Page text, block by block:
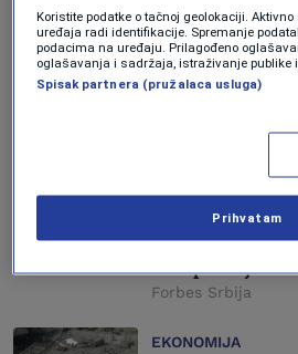
BIZNIS
Povećana
poslodavci
BIZNIS
Srbiji
teže podnijeti?
Forbes Srbija
EKONOMIJA
Koristite podatke o tačnoj geolokaciji.
uređaja radi identifikacije. Spremanje
podacima na uređaju. Prilagođeno
oglašavanja i sadržaja, istraživanje publike
Spisak partnera (pružalaca usluga)
Prihvatam